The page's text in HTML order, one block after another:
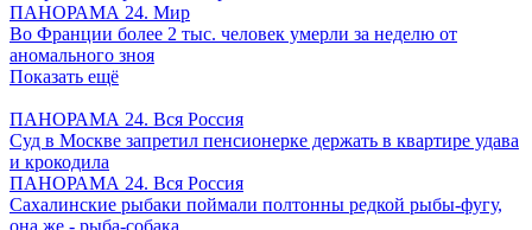
ПАНОРАМА 24. Мир
Во Франции более 2 тыс. человек умерли за неделю от
аномального зноя
Показать ещё
ПАНОРАМА 24. Вся Россия
Суд в Москве запретил пенсионерке держать в квартире удава
и крокодила
ПАНОРАМА 24. Вся Россия
Сахалинские рыбаки поймали полтонны редкой рыбы-фугу,
она же - рыба-собака